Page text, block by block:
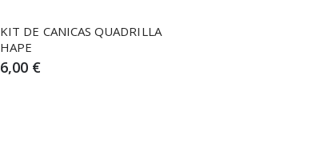
KIT DE CANICAS QUADRILLA
HAPE
6,00 €